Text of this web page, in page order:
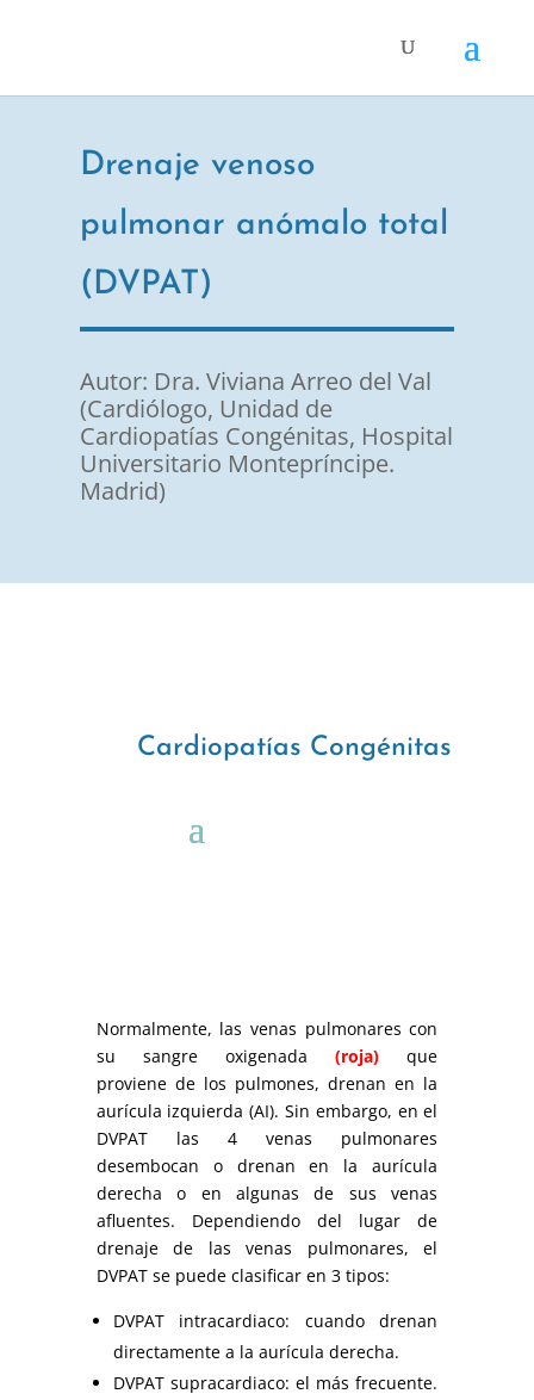
Drenaje venoso
pulmonar anómalo total
(DVPAT)
Autor: Dra. Viviana Arreo del Val
(Cardiólogo, Unidad de
Cardiopatías Congénitas, Hospital
Universitario Montepríncipe.
Madrid)
Cardiopatías Congénitas
Normalmente, las venas pulmonares con
su sangre oxigenada
(roja) que
proviene de los pulmones, drenan en la
aurícula izquierda (AI). Sin embargo, en el
DVPAT las 4 venas pulmonares
desembocan o drenan en la aurícula
derecha o en algunas de sus venas
afluentes. Dependiendo del lugar de
drenaje de las venas pulmonares, el
DVPAT se puede clasificar en 3 tipos:
DVPAT intracardiaco: cuando drenan
directamente a la aurícula derecha.
DVPAT supracardiaco: el más frecuente.